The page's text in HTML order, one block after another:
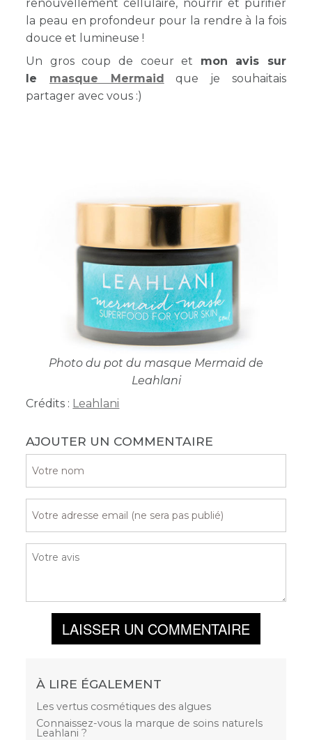
renouvellement cellulaire, nourrir et purifier
la peau en profondeur pour la rendre à la fois
douce et lumineuse !
Un gros coup de coeur et mon avis sur
le masque Mermaid que je souhaitais
partager avec vous :)
Photo du pot du masque Mermaid de
Leahlani
Crédits : Leahlani
AJOUTER UN COMMENTAIRE
LAISSER UN COMMENTAIRE
À LIRE ÉGALEMENT
Les vertus cosmétiques des algues
Connaissez-vous la marque de soins naturels
Leahlani ?